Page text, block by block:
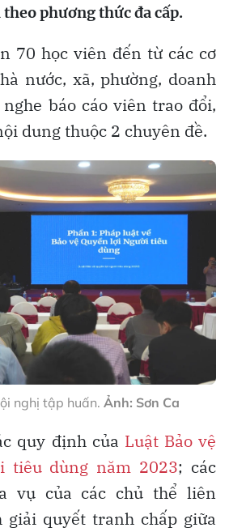
phương thức đa cấp.
70 học viên đến từ các cơ
nước, xã, phường, doanh
báo cáo viên trao đổi,
dung thuộc 2 chuyên đề.
nghị tập huấn. Ảnh: Sơn Ca
quy định của Luật Bảo vệ
tiêu dùng năm 2023; các
vụ của các chủ thể liên
quyết tranh chấp giữa